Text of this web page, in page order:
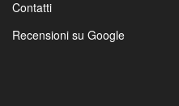
Contatti
Recensioni su Google